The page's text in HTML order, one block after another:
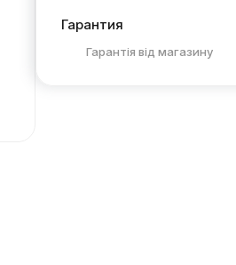
Гарантия
Гарантія від магазину